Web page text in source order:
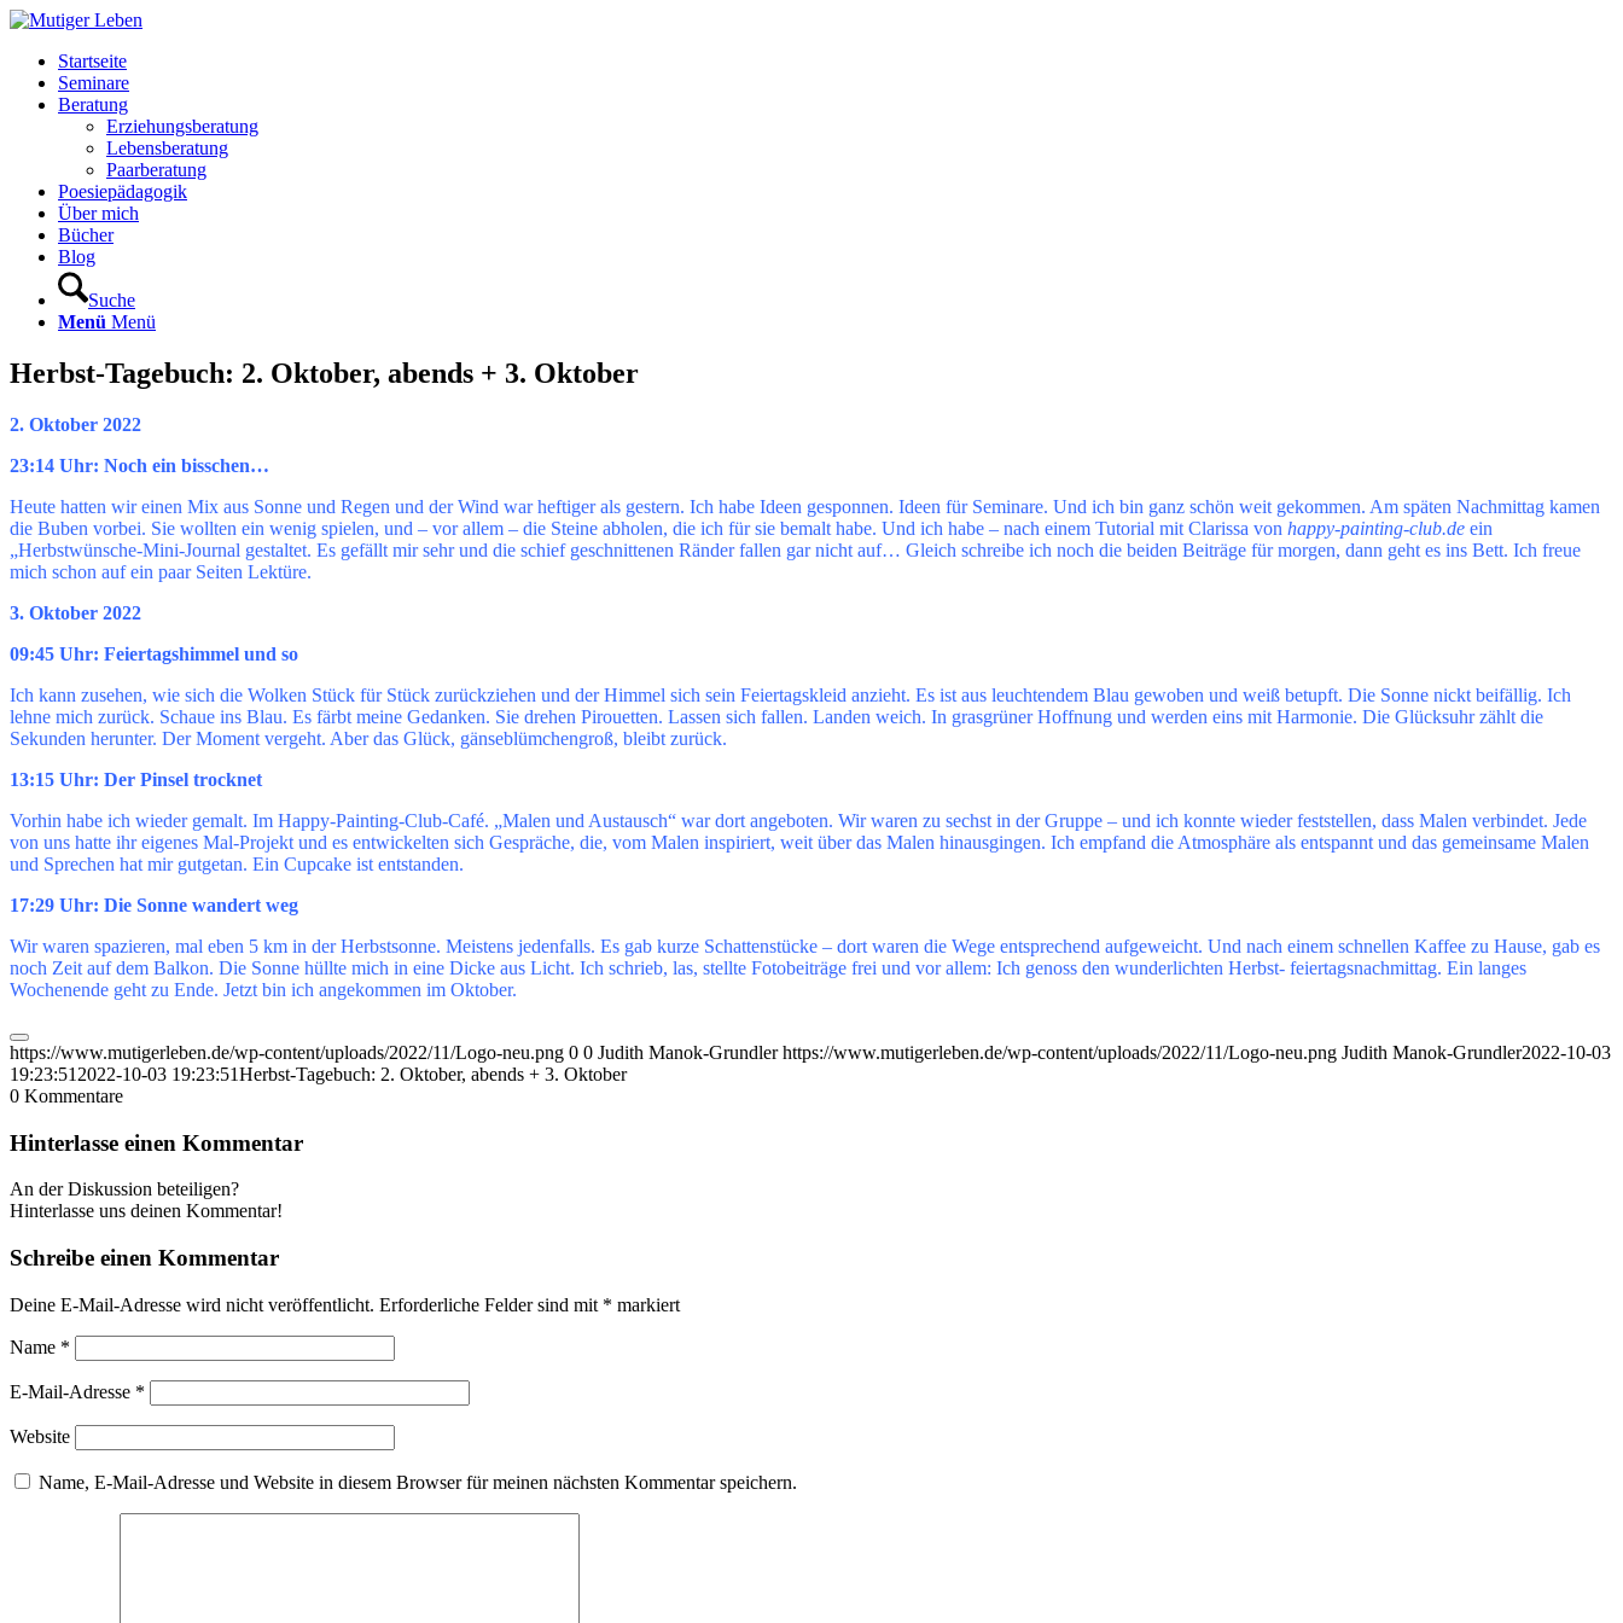
Startseite
Seminare
Beratung
Erziehungsberatung
Lebensberatung
Paarberatung
Poesiepädagogik
Über mich
Bücher
Blog
Suche
Menü Menü
Herbst-Tagebuch: 2. Oktober, abends + 3. Oktober
2. Oktober 2022
23:14 Uhr: Noch ein bisschen…
Heute hatten wir einen Mix aus Sonne und Regen und der Wind war heftiger als gestern. Ich habe Ideen gesponnen. Ideen für Seminare. Und ich bin ganz schön weit gekommen. Am späten Nachmittag kamen
die Buben vorbei. Sie wollten ein wenig spielen, und – vor allem – die Steine abholen, die ich für sie bemalt habe. Und ich habe – nach einem Tutorial mit Clarissa von happy-painting-club.de ein
„Herbstwünsche-Mini-Journal gestaltet. Es gefällt mir sehr und die schief geschnittenen Ränder fallen gar nicht auf… Gleich schreibe ich noch die beiden Beiträge für morgen, dann geht es ins Bett. Ich freue
mich schon auf ein paar Seiten Lektüre.
3. Oktober 2022
09:45 Uhr: Feiertagshimmel und so
Ich kann zusehen, wie sich die Wolken Stück für Stück zurückziehen und der Himmel sich sein Feiertagskleid anzieht. Es ist aus leuchtendem Blau gewoben und weiß betupft. Die Sonne nickt beifällig. Ich
lehne mich zurück. Schaue ins Blau. Es färbt meine Gedanken. Sie drehen Pirouetten. Lassen sich fallen. Landen weich. In grasgrüner Hoffnung und werden eins mit Harmonie. Die Glücksuhr zählt die
Sekunden herunter. Der Moment vergeht. Aber das Glück, gänseblümchengroß, bleibt zurück.
13:15 Uhr: Der Pinsel trocknet
Vorhin habe ich wieder gemalt. Im Happy-Painting-Club-Café. „Malen und Austausch“ war dort angeboten. Wir waren zu sechst in der Gruppe – und ich konnte wieder feststellen, dass Malen verbindet. Jede
von uns hatte ihr eigenes Mal-Projekt und es entwickelten sich Gespräche, die, vom Malen inspiriert, weit über das Malen hinausgingen. Ich empfand die Atmosphäre als entspannt und das gemeinsame Malen
und Sprechen hat mir gutgetan. Ein Cupcake ist entstanden.
17:29 Uhr: Die Sonne wandert weg
Wir waren spazieren, mal eben 5 km in der Herbstsonne. Meistens jedenfalls. Es gab kurze Schattenstücke – dort waren die Wege entsprechend aufgeweicht. Und nach einem schnellen Kaffee zu Hause, gab es
noch Zeit auf dem Balkon. Die Sonne hüllte mich in eine Dicke aus Licht. Ich schrieb, las, stellte Fotobeiträge frei und vor allem: Ich genoss den wunderlichten Herbst- feiertagsnachmittag. Ein langes
Wochenende geht zu Ende. Jetzt bin ich angekommen im Oktober.
https://www.mutigerleben.de/wp-content/uploads/2022/11/Logo-neu.png 0 0 Judith Manok-Grundler https://www.mutigerleben.de/wp-content/uploads/2022/11/Logo-neu.png Judith Manok-Grundler2022-10-03
19:23:51 2022-10-03 19:23:51Herbst-Tagebuch: 2. Oktober, abends + 3. Oktober
0 Kommentare
Hinterlasse einen Kommentar
An der Diskussion beteiligen?
Hinterlasse uns deinen Kommentar!
Schreibe einen Kommentar
Deine E-Mail-Adresse wird nicht veröffentlicht. Erforderliche Felder sind mit * markiert
Name *
E-Mail-Adresse *
Website
Name, E-Mail-Adresse und Website in diesem Browser für meinen nächsten Kommentar speichern.